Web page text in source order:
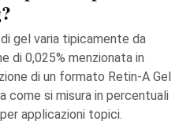
gel varia tipicamente da
di 0,025% menzionata in
di un formato Retin-A Gel
come si misura in percentuali
applicazioni topici.